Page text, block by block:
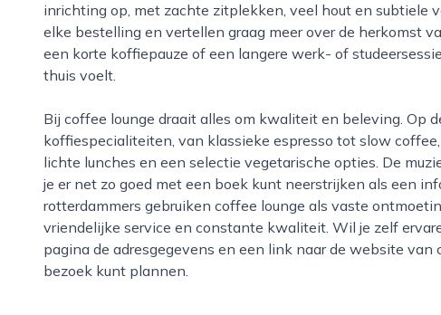
inrichting op, met zachte zitplekken, veel hout en subtiele
elke bestelling en vertellen graag meer over de herkomst
een korte koffiepauze of een langere werk- of
thuis voelt.
Bij coffee lounge draait alles om kwaliteit en beleving. Op de kaart vind je zorgvuldig samengestelde
koffiespecialiteiten, van klassieke espresso tot slow
lichte lunches en een selectie vegetarische opties. De
je er net zo goed met een boek kunt neerstrijken als een
rotterdammers gebruiken coffee lounge als vaste
vriendelijke service en constante kwaliteit. Wil je zelf
pagina de adresgegevens en een link naar de website van
bezoek kunt plannen.